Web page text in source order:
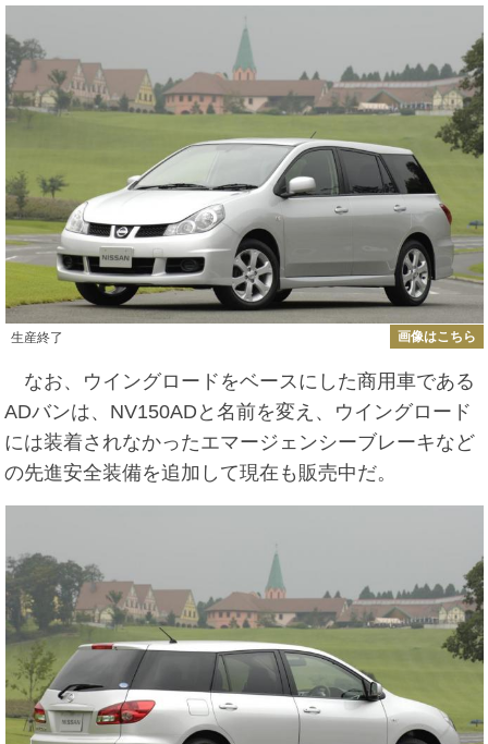
生産終了 画像はこちら
なお、ウイングロードをベースにした商用車である
ADバンは、NV150ADと名前を変え、ウイングロード
には装着されなかったエマージェンシーブレーキなど
の先進安全装備を追加して現在も販売中だ。